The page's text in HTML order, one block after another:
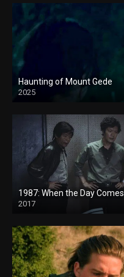
Haunting of Mount Gede
2025
1987: When the Day Comes
2017